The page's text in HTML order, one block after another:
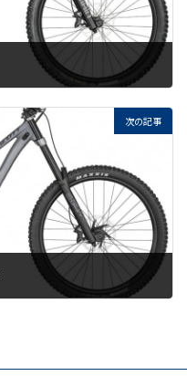
次の記事